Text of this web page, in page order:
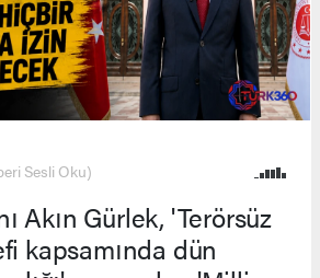
Sesli Oku)
Akın Gürlek, 'Terörsüz
kapsamında dün